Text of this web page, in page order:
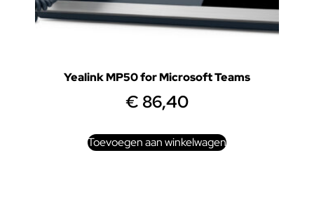
Yealink MP50 for Microsoft Teams
€ 86,40
Toevoegen aan winkelwagen